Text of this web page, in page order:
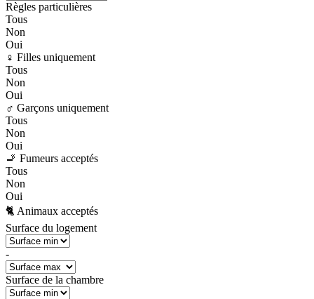
Règles particulières
Tous
Non
Oui
♀️ Filles uniquement
Tous
Non
Oui
♂️ Garçons uniquement
Tous
Non
Oui
🚬 Fumeurs acceptés
Tous
Non
Oui
🐈 Animaux acceptés
Surface du logement
-
Surface de la chambre